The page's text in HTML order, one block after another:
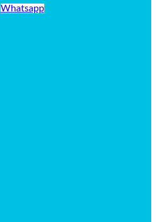
Whatsapp